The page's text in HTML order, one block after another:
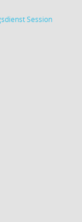
Session(Wird in